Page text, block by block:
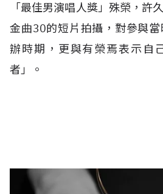
「最佳男演唱人獎」殊榮，許
金曲30的短片拍攝，對參與
辦時期，更與有榮焉表示自
者」。